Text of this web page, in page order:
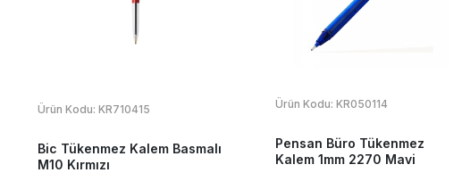
Ürün Kodu: KR710415
Bic Tükenmez Kalem Basmalı
M10 Kırmızı
Ürün Kodu: KR050114
Pensan Büro Tükenmez
Kalem 1mm 2270 Mavi